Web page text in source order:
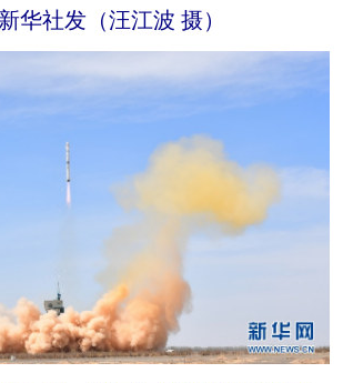
华社发（汪江波 摄）